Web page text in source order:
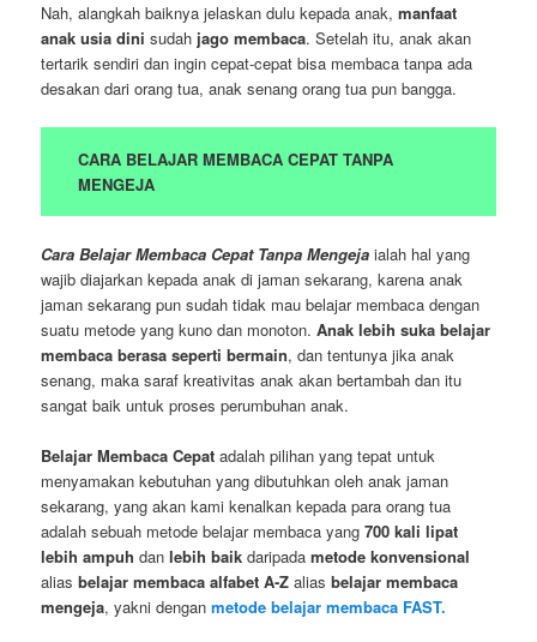
Nah, alangkah baiknya jelaskan dulu kepada anak,manfaat
anak usia dini sudah jago membaca. Setelah itu, anak akan
tertarik sendiri dan ingin cepat-cepat bisa membaca tanpa ada
desakan dari orang tua, anak senang orang tua pun bangga.
CARA BELAJAR MEMBACA CEPAT TANPA
MENGEJA
Cara Belajar Membaca Cepat Tanpa Mengeja ialah hal yang
wajib diajarkan kepada anak di jaman sekarang, karena anak
jaman sekarang pun sudah tidak mau belajar membaca dengan
suatu metode yang kuno dan monoton.Anak lebih suka belajar
membaca berasa seperti bermain, dan tentunya jika anak
senang, maka saraf kreativitas anak akan bertambah dan itu
sangat baik untuk proses perumbuhan anak.
Belajar Membaca Cepat adalah pilihan yang tepat untuk
menyamakan kebutuhan yang dibutuhkan oleh anak jaman
sekarang, yang akan kami kenalkan kepada para orang tua
adalah sebuah metode belajar membaca yang700 kali lipat
lebih ampuh danlebih baikdaripadametode konvensional
aliasbelajar membaca alfabet A-Zaliasbelajar membaca
mengeja, yakni denganmetode belajar membaca FAST.